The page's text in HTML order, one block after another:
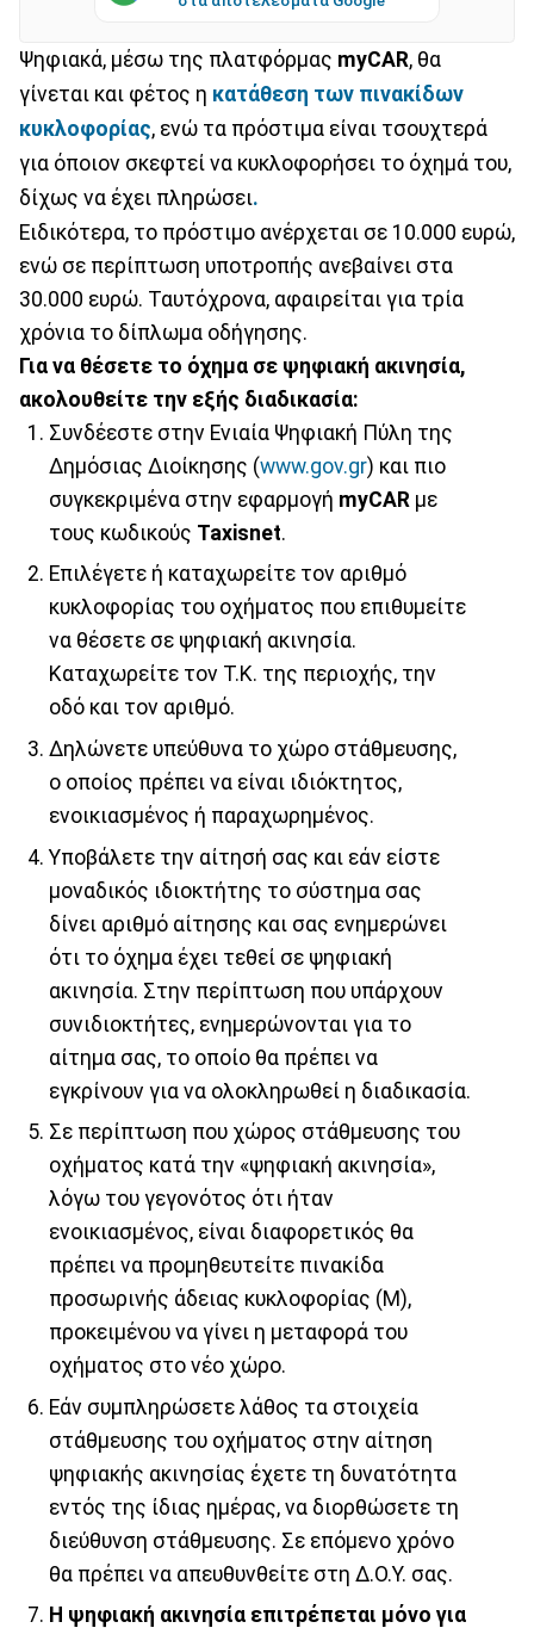
Ψηφιακά, μέσω της πλατφόρμας myCAR, θα
γίνεται και φέτος η κατάθεση των πινακίδων
κυκλοφορίας, ενώ τα πρόστιμα είναι τσουχτερά
για όποιον σκεφτεί να κυκλοφορήσει το όχημά του,
δίχως να έχει πληρώσει.
Ειδικότερα, το πρόστιμο ανέρχεται σε 10.000 ευρώ,
ενώ σε περίπτωση υποτροπής ανεβαίνει στα
30.000 ευρώ. Ταυτόχρονα, αφαιρείται για τρία
χρόνια το δίπλωμα οδήγησης.
Για να θέσετε το όχημα σε ψηφιακή ακινησία,
ακολουθείτε την εξής διαδικασία:
Συνδέεστε στην Ενιαία Ψηφιακή Πύλη της
Δημόσιας Διοίκησης (www.gov.gr) και πιο
συγκεκριμένα στην εφαρμογή myCAR με
τους κωδικούς Taxisnet.
Επιλέγετε ή καταχωρείτε τον αριθμό
κυκλοφορίας του οχήματος που επιθυμείτε
να θέσετε σε ψηφιακή ακινησία.
Καταχωρείτε τον Τ.Κ. της περιοχής, την
οδό και τον αριθμό.
Δηλώνετε υπεύθυνα το χώρο στάθμευσης,
ο οποίος πρέπει να είναι ιδιόκτητος,
ενοικιασμένος ή παραχωρημένος.
Υποβάλετε την αίτησή σας και εάν είστε
μοναδικός ιδιοκτήτης το σύστημα σας
δίνει αριθμό αίτησης και σας ενημερώνει
ότι το όχημα έχει τεθεί σε ψηφιακή
ακινησία. Στην περίπτωση που υπάρχουν
συνιδιοκτήτες, ενημερώνονται για το
αίτημα σας, το οποίο θα πρέπει να
εγκρίνουν για να ολοκληρωθεί η διαδικασία.
Σε περίπτωση που χώρος στάθμευσης του
οχήματος κατά την «ψηφιακή ακινησία»,
λόγω του γεγονότος ότι ήταν
ενοικιασμένος, είναι διαφορετικός θα
πρέπει να προμηθευτείτε πινακίδα
προσωρινής άδειας κυκλοφορίας (Μ),
προκειμένου να γίνει η μεταφορά του
οχήματος στο νέο χώρο.
Εάν συμπληρώσετε λάθος τα στοιχεία
στάθμευσης του οχήματος στην αίτηση
ψηφιακής ακινησίας έχετε τη δυνατότητα
εντός της ίδιας ημέρας, να διορθώσετε τη
διεύθυνση στάθμευσης. Σε επόμενο χρόνο
θα πρέπει να απευθυνθείτε στη Δ.Ο.Υ. σας.
Η ψηφιακή ακινησία επιτρέπεται μόνο για